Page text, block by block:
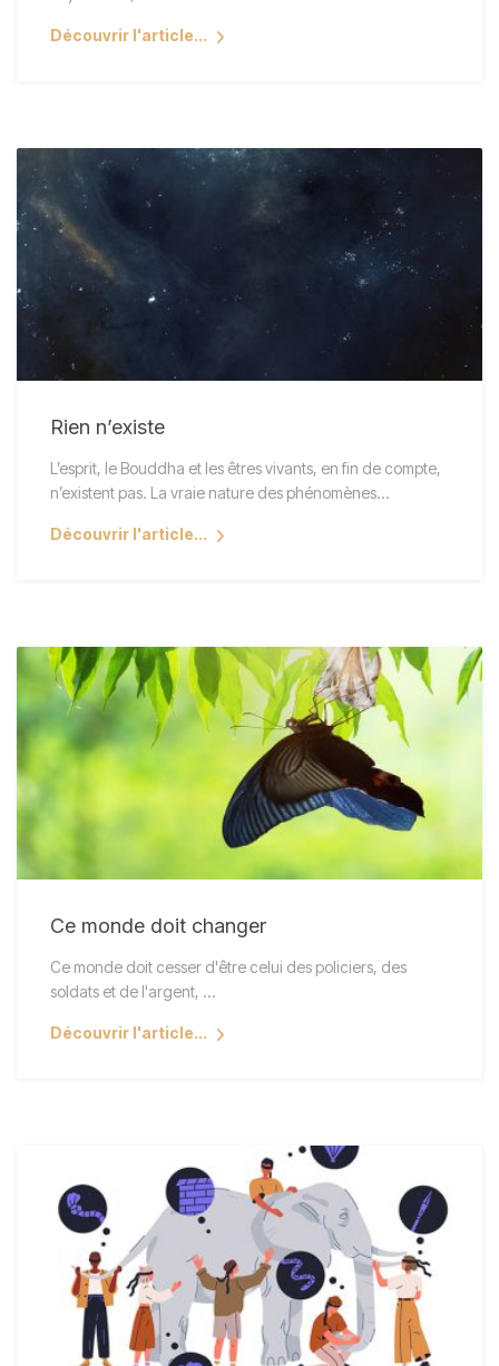
Découvrir l'article...
Rien n’existe
L’esprit, le Bouddha et les êtres vivants, en fin de compte,
n’existent pas. La vraie nature des phénomènes…
Découvrir l'article...
Ce monde doit changer
Ce monde doit cesser d'être celui des policiers, des
soldats et de l'argent, ...
Découvrir l'article...